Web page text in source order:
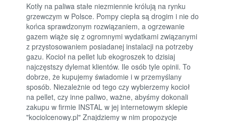
Kotły na paliwa stałe niezmiennie królują na rynku
grzewczym w Polsce. Pompy ciepła są drogim i nie do
końca sprawdzonym rozwiązaniem, a ogrzewanie
gazem wiąże się z ogromnymi wydatkami związanymi
z przystosowaniem posiadanej instalacji na potrzeby
gazu. Kocioł na pellet lub ekogroszek to dzisiaj
najczęstszy dylemat klientów. Ile osób tyle opinii. To
dobrze, że kupujemy świadomie i w przemyślany
sposób. Niezależnie od tego czy wybierzemy kocioł
na pellet, czy inne paliwo, ważne, abyśmy dokonali
zakupu w firmie INSTAL w jej internetowym sklepie
"kociolcenowy.pl" Znajdziemy w nim propozycje